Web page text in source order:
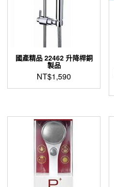
國產精品 22462 升降桿銅
製品
NT$1,590